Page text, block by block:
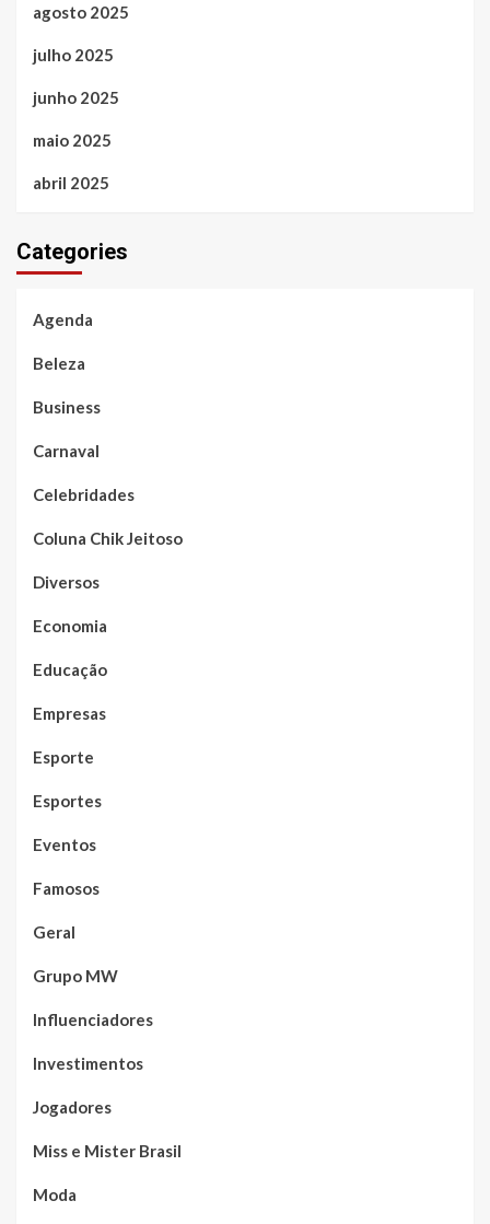
agosto 2025
julho 2025
junho 2025
maio 2025
abril 2025
Categories
Agenda
Beleza
Business
Carnaval
Celebridades
Coluna Chik Jeitoso
Diversos
Economia
Educação
Empresas
Esporte
Esportes
Eventos
Famosos
Geral
Grupo MW
Influenciadores
Investimentos
Jogadores
Miss e Mister Brasil
Moda